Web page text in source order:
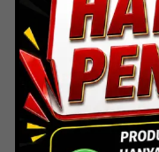
Lihat Detail